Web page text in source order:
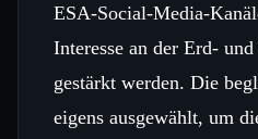
Interesse an der Erd-
gestärkt werden. Die
eigens ausgewählt, um